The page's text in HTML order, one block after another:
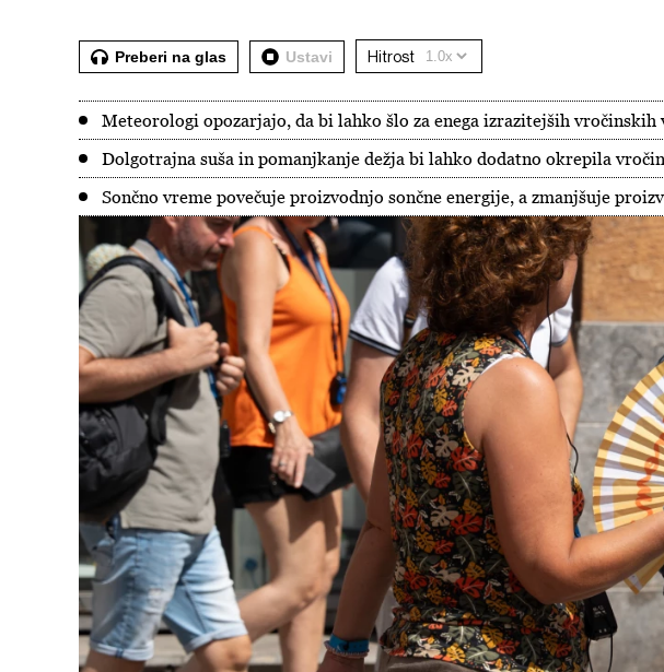
Preberi na glas Ustavi Hitrost
Meteorologi opozarjajo, da bi lahko šlo za enega izrazitejših vročinskih
Dolgotrajna suša in pomanjkanje dežja bi lahko dodatno okrepila
Sončno vreme povečuje proizvodnjo sončne energije, a zmanjšuje